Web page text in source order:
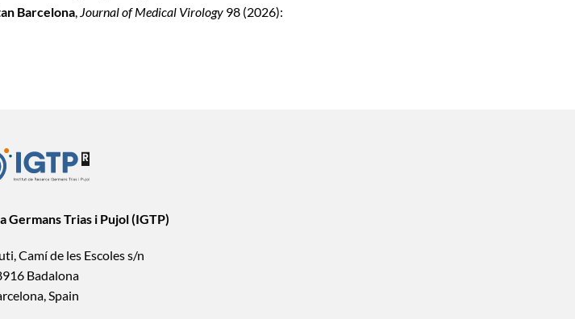
Barcelona, Journal of Medical Virology98 (2026):
Germans Trias i Pujol (IGTP)
Camí de les Escoles s/n
Badalona
Spain